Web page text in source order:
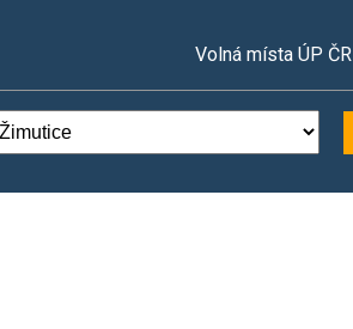
Volná místa ÚP ČR